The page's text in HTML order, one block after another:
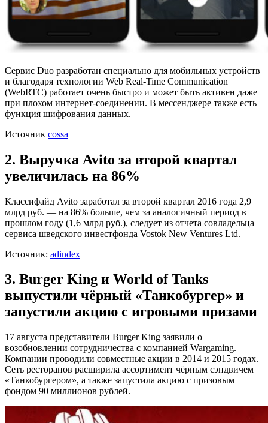
Сервис Duo разработан специально для мобильных устройств
и благодаря технологии Web Real-Time Communication
(WebRTC) работает очень быстро и может быть активен даже
при плохом интернет-соединении. В мессенджере также есть
функция шифрования данных.
Источник cossa
2. Выручка Avito за второй квартал
увеличилась на 86%
Классифайд Avito заработал за второй квартал 2016 года 2,9
млрд руб. — на 86% больше, чем за аналогичный период в
прошлом году (1,6 млрд руб.), следует из отчета совладельца
сервиса шведского инвестфонда Vostok New Ventures Ltd.
Источник: adindex
3. Burger King и World of Tanks
выпустили чёрный «Танкобургер» и
запустили акцию с игровыми призами
17 августа представители Burger King заявили о
возобновлении сотрудничества с компанией Wargaming.
Компании проводили совместные акции в 2014 и 2015 годах.
Сеть ресторанов расширила ассортимент чёрным сэндвичем
«Танкобургером», а также запустила акцию с призовым
фондом 90 миллионов рублей.